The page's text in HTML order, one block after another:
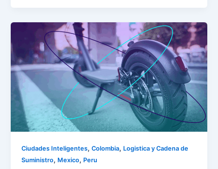
Ciudades Inteligentes,Colombia, Logistica y Cadena de
Suministro, Mexico, Peru